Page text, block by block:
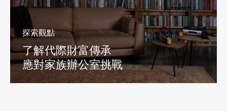
探索觀點
了解代際財富傳承
應對家族辦公室挑戰